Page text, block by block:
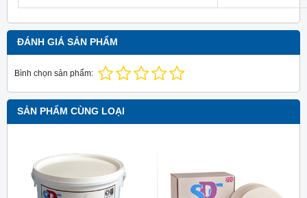
ĐÁNH GIÁ SẢN PHẨM
Bình chọn sản phẩm:
SẢN PHẨM CÙNG LOẠI